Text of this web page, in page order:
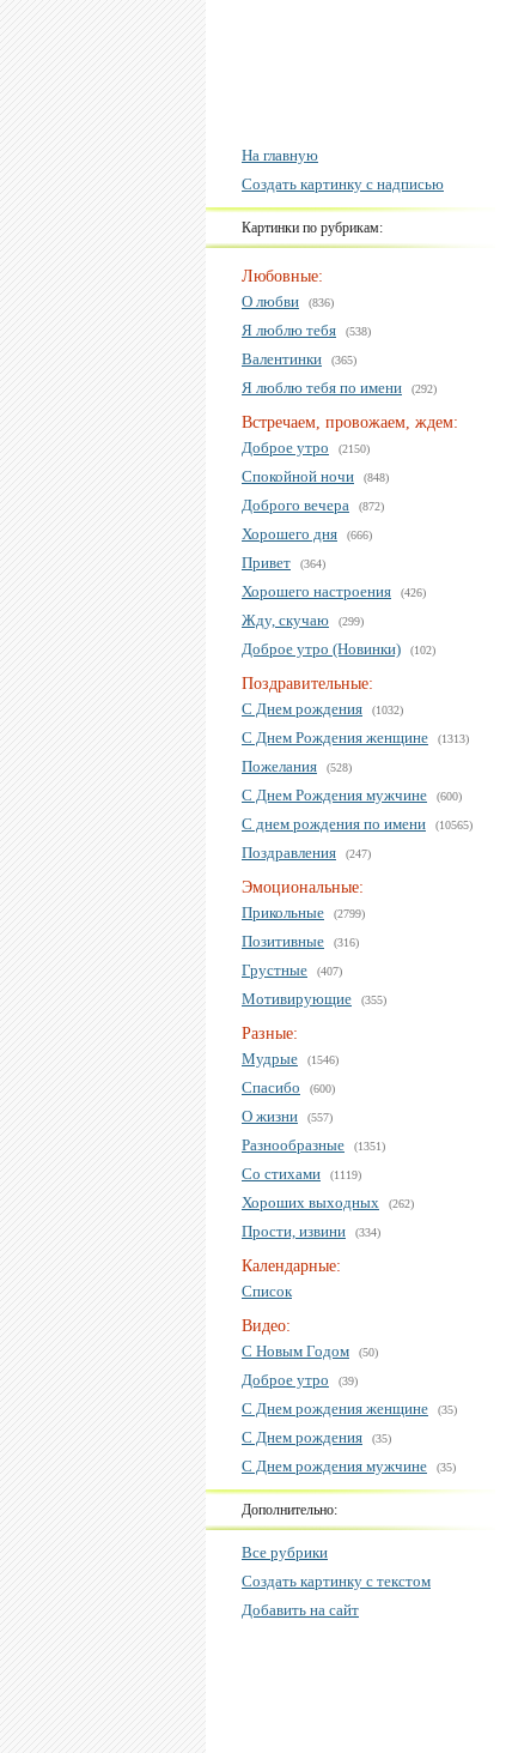
На главную
Создать картинку с надписью
Картинки по рубрикам:
Любовные:
О любви
(836)
Я люблю тебя (538)
Валентинки (365)
Я люблю тебя по имени (292)
Встречаем, провожаем, ждем:
Доброе утро
(2150)
Спокойной ночи (848)
Доброго вечера (872)
Хорошего дня (666)
Привет (364)
Хорошего настроения (426)
Жду, скучаю (299)
Доброе утро (Новинки) (102)
Поздравительные:
С Днем рождения
(1032)
С Днем Рождения женщине (1313)
Пожелания (528)
С Днем Рождения мужчине (600)
С днем рождения по имени (10565)
Поздравления (247)
Эмоциональные:
Прикольные
(2799)
Позитивные (316)
Грустные (407)
Мотивирующие (355)
Разные:
Мудрые
(1546)
Спасибо (600)
О жизни (557)
Разнообразные (1351)
Со стихами (1119)
Хороших выходных (262)
Прости, извини (334)
Календарные:
Список
Видео:
С Новым Годом
(50)
Доброе утро (39)
С Днем рождения женщине (35)
С Днем рождения (35)
С Днем рождения мужчине (35)
Дополнительно:
Все рубрики
Создать картинку с текстом
Добавить на сайт